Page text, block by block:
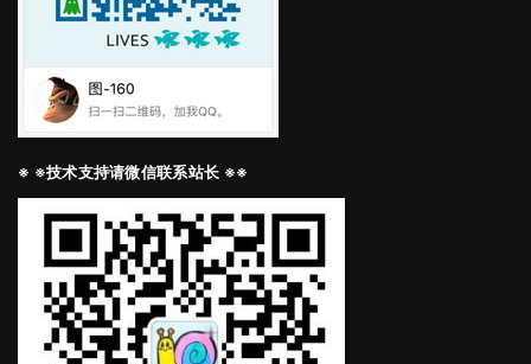
※ ※技术支持请微信联系站长 ※※